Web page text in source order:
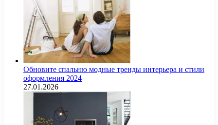
Обновите спальню модные тренды интерьера и стили
оформления 2024
27.01.2026